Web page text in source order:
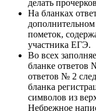
делать
На бланках
пометок,
участника ЕГЭ.
Во всех
бланке ответов
ответов № 2
бланка
символов из
Небрежное